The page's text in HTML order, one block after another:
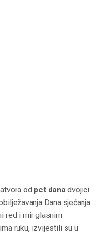
od pet dana dvojici
Dana sjećanja
red i mir glasnim
ruku, izvijestili su u